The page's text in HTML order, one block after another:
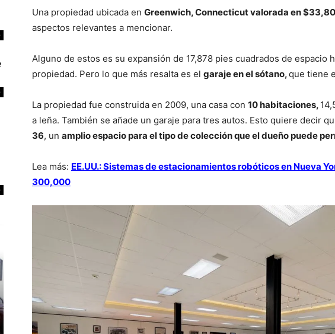
Una propiedad ubicada en Greenwich, Connecticut valorada en
aspectos relevantes a mencionar.
Alguno de estos es su expansión de 17,878 pies cuadrados de espacio
propiedad. Pero lo que más resalta es el garaje en el sótano,que tiene
La propiedad fue construida en 2009, una casa con 10 habitaciones,
a leña. También se añade un garaje para tres autos. Esto quiere decir
36, un amplio espacio para el tipo de colección que el dueño puede
Lea más: EE.UU.: Sistemas de estacionamientos robóticos en Nueva
300,000